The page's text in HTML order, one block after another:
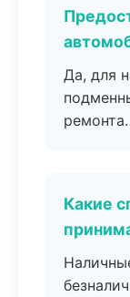
Да, для
ремонта.
Какие